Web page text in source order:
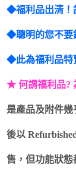
◆福利品出清！
◆聰明的您不要
◆此為福利品特
★ 何謂福利品?
是產品及附件
後以
售，但功能狀